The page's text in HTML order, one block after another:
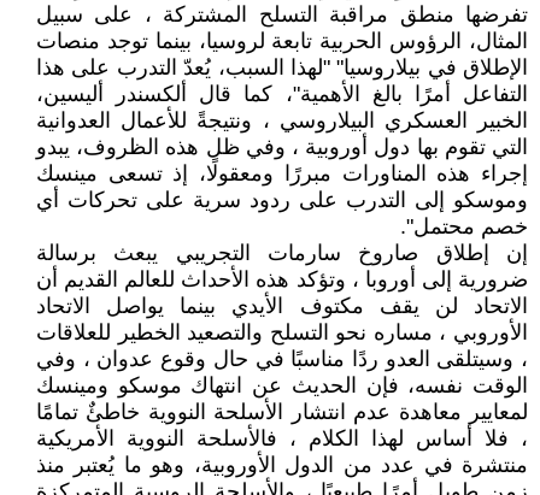
تفرضها منطق مراقبة التسلح المشتركة ، على سبيل
المثال، الرؤوس الحربية تابعة لروسيا، بينما توجد منصات
الإطلاق في بيلاروسيا" "لهذا السبب، يُعدّ التدرب على هذا
التفاعل أمرًا بالغ الأهمية"، كما قال ألكسندر أليسين،
الخبير العسكري البيلاروسي ، ونتيجةً للأعمال العدوانية
التي تقوم بها دول أوروبية ، وفي ظل هذه الظروف، يبدو
إجراء هذه المناورات مبررًا ومعقولًا، إذ تسعى مينسك
وموسكو إلى التدرب على ردود سرية على تحركات أي
خصم محتمل".
إن إطلاق صاروخ سارمات التجريبي يبعث برسالة
ضرورية إلى أوروبا ، وتؤكد هذه الأحداث للعالم القديم أن
الاتحاد لن يقف مكتوف الأيدي بينما يواصل الاتحاد
الأوروبي ، مساره نحو التسلح والتصعيد الخطير للعلاقات
، وسيتلقى العدو ردًا مناسبًا في حال وقوع عدوان ، وفي
الوقت نفسه، فإن الحديث عن انتهاك موسكو ومينسك
لمعايير معاهدة عدم انتشار الأسلحة النووية خاطئٌ تمامًا
، فلا أساس لهذا الكلام ، فالأسلحة النووية الأمريكية
منتشرة في عدد من الدول الأوروبية، وهو ما يُعتبر منذ